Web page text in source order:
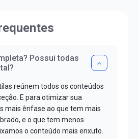
Possui todas
reúnem todos os conteúdos
E para otimizar sua
mais ênfase ao que tem mais
e o que tem menos
o conteúdo mais enxuto.